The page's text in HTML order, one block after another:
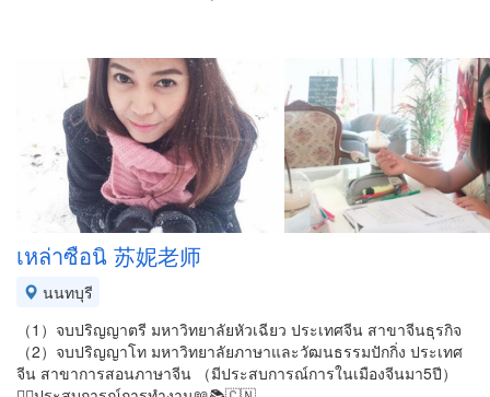
เหล่าซือนิ 苏妮老师
นนทบุรี
（1）จบปริญญาตรี มหาวิทยาลัยหัวเฉียว ประเทศจีน สาขาจีนธุรกิจ
（2）จบปริญญาโท มหาวิทยาลัยภาษาและวัฒนธรรมปักกิ่ง ประเทศ
จีน สาขาการสอนภาษาจีน （มีประสบการณ์การในเมืองจีนมา5ปี）